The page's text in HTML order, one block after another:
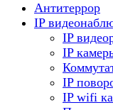
Антитеррор
IP
IP
IP
IP
IP wifi